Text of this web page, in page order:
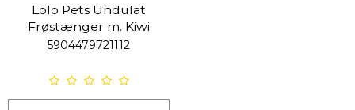
Lolo Pets Undulat
Frøstænger m. Kiwi
5904479721112